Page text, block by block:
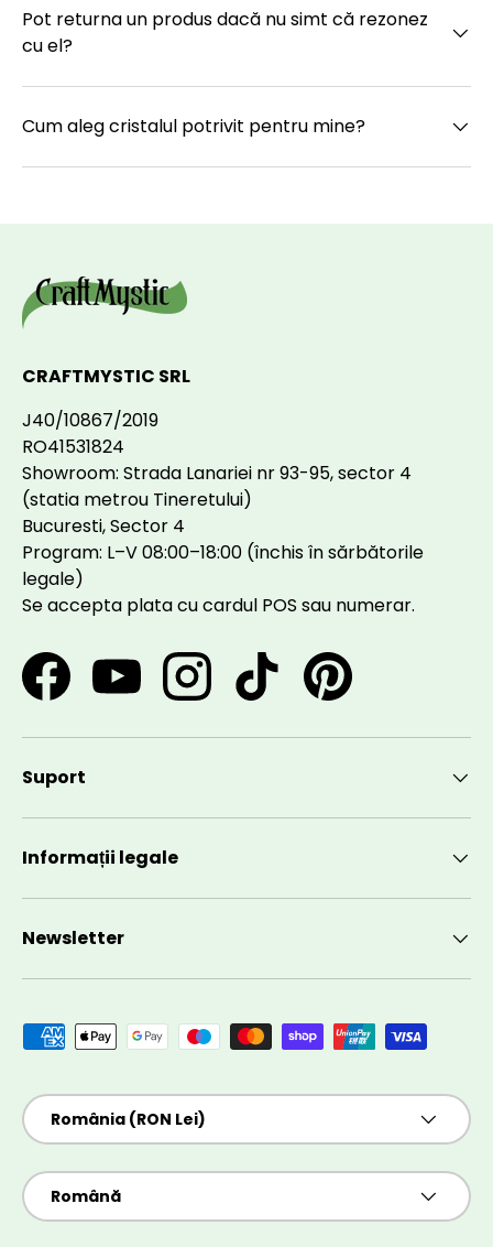
Pot returna un produs dacă nu simt că rezonez
cu el?
Cum aleg cristalul potrivit pentru mine?
CRAFTMYSTIC SRL
J40/10867/2019
RO41531824
Showroom: Strada Lanariei nr 93-95, sector 4
(statia metrou Tineretului)
Bucuresti, Sector 4
Program: L–V 08:00–18:00 (închis în sărbătorile
legale)
Se accepta plata cu cardul POS sau numerar.
FacebookYouTubeInstagramTikTok Pinterest
Suport
Informații legale
Newsletter
Metode de plată acceptate
Țară/Regiune
România (RON Lei)
Limbă
Română